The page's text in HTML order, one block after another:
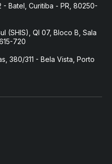
- Batel, Curitiba - PR, 80250-
(SHIS), QI 07, Bloco B, Sala
720
380/311 - Bela Vista, Porto